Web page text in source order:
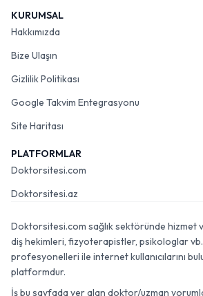
KURUMSAL
Hakkımızda
Bize Ulaşın
Gizlilik Politikası
Google Takvim Entegrasyonu
Site Haritası
PLATFORMLAR
Doktorsitesi.com
Doktorsitesi.az
Doktorsitesi.com sağlık sektöründe hizmet
diş hekimleri, fizyoterapistler, psikologlar vb.
profesyonelleri ile internet kullanıcılarını
platformdur.
İş bu sayfada yer alan doktor/uzman